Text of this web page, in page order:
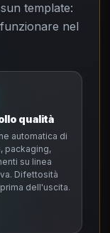
template:
nel
qualità
automatica di
packaging,
su linea
Difettosità
dell'uscita.